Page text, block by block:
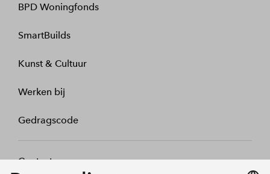
BPD Woningfonds
SmartBuilds
Kunst & Cultuur
Werken bij
Gedragscode
Contact